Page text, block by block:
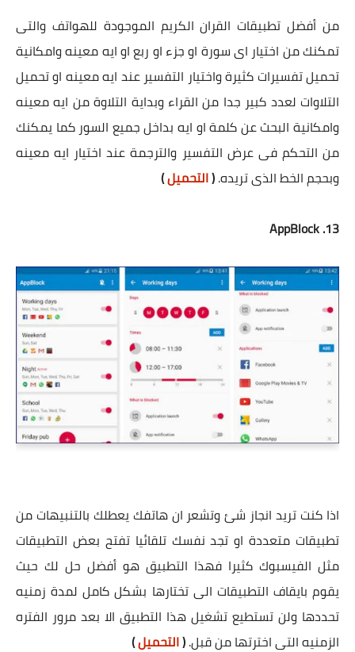
من أفضل تطبيقات القران الكريم الموجودة للهواتف والتى
تمكنك من اختيار اى سورة او جزء او ربع او ايه معينه وامكانية
تحميل تفسيرات كثيرة واختيار التفسير عند ايه معينه او تحميل
التلاوات لعدد كبير جدا من القراء وبداية التلاوة من ايه معينه
وامكانية البحث عن كلمة او ايه بداخل جميع السور كما يمكنك
من التحكم فى عرض التفسير والترجمة عند اختيار ايه معينه
وبحجم الخط الذى تريده.(التحميل)
13. AppBlock
اذا كنت تريد انجاز شئ وتشعر ان هاتفك يعطلك بالتنبيهات من
تطبيقات متعددة او تجد نفسك تلقائيا تفتح بعض التطبيقات
مثل الفيسبوك كثيرا فهذا التطبيق هو أفضل حل لك حيث
يقوم بايقاف التطبيقات الى تختارها بشكل كامل لمدة زمنيه
تحددها ولن تستطيع تشغيل هذا التطبيق الا بعد مرور الفتره
الزمنيه التى اخترتها من قبل.(التحميل)